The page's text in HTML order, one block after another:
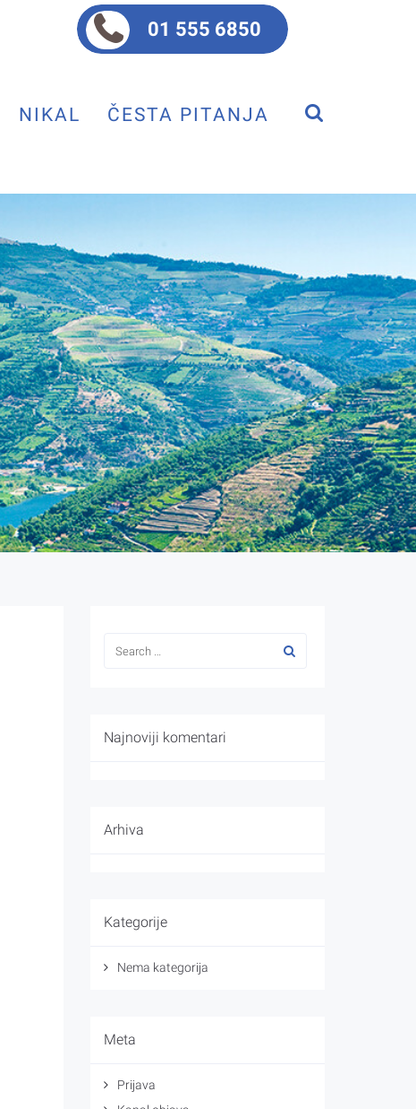
01 555 6850
NIKAL ČESTA PITANJA
Najnoviji komentari
Arhiva
Kategorije
Nema kategorija
Meta
Prijava